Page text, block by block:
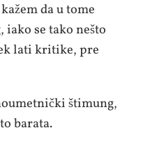
da u tome
se tako nešto
lati kritike, pre
štimung,
barata.